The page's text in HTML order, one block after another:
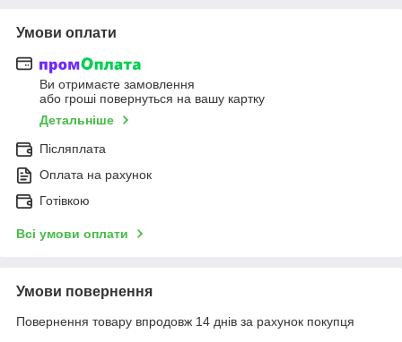
Умови оплати
Ви отримаєте замовлення
або гроші повернуться на вашу картку
Детальніше
Післяплата
Оплата на рахунок
Готівкою
Всі умови оплати
Умови повернення
Повернення товару впродовж 14 днів за рахунок покупця